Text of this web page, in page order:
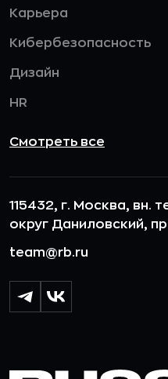
Карьера
Кибербезопасность
Дизайн
HR
Смотреть все
115432, г. Москва, вн.
округ Даниловский,
team@rb.ru